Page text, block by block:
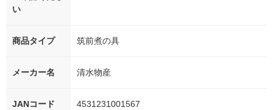
い
商品タイプ 筑前煮の具
メーカー名 清水物産
JANコード 4531231001567